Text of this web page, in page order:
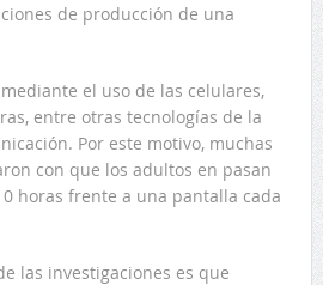
de producción de una
el uso de las celulares,
entre otras tecnologías de la
Por este motivo, muchas
con que los adultos en pasan
horas frente a una pantalla cada
las investigaciones es que